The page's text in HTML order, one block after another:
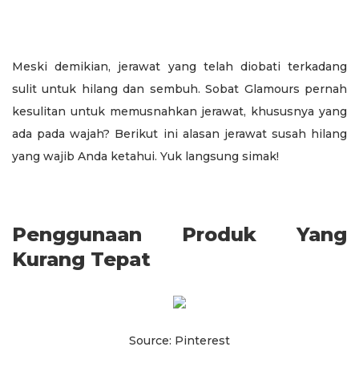
Meski demikian, jerawat yang telah diobati terkadang
sulit untuk hilang dan sembuh. Sobat Glamours pernah
kesulitan untuk memusnahkan jerawat, khususnya yang
ada pada wajah? Berikut ini alasan jerawat susah hilang
yang wajib Anda ketahui. Yuk langsung simak!
Penggunaan Produk Yang
Kurang Tepat
Source: Pinterest